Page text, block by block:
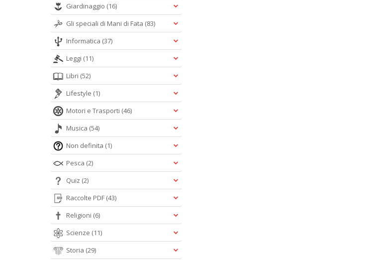
Giardinaggio (16)
Gli speciali di Mani di Fata (83)
Informatica (37)
Leggi (11)
Libri (52)
Lifestyle (1)
Motori e Trasporti (46)
Musica (54)
Non definita (1)
Pesca (2)
Quiz (2)
Raccolte PDF (43)
Religioni (6)
Scienze (11)
Storia (29)